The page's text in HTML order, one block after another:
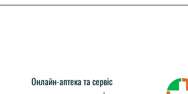
Онлайн-аптека та сервіс